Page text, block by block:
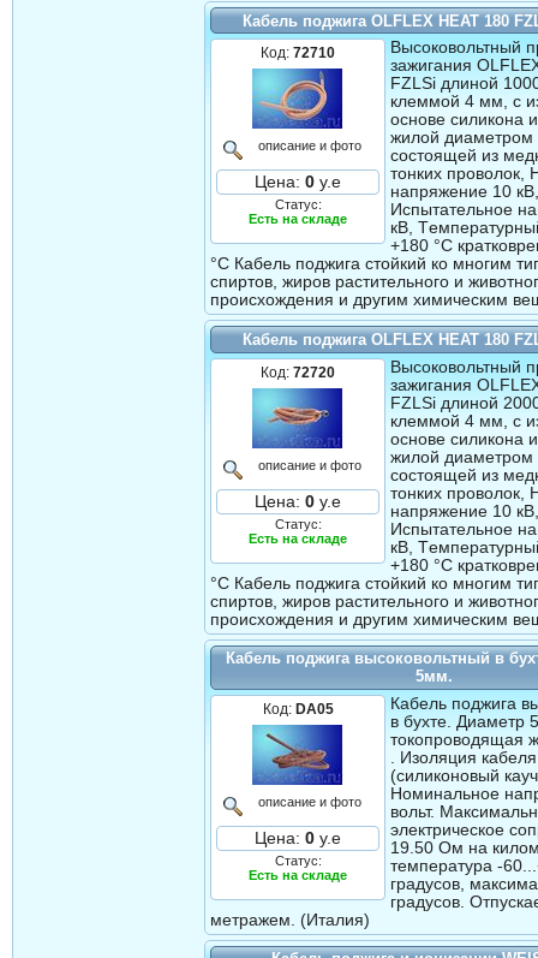
Кабель поджига OLFLEX HEAT 180
Код:72710
описание и фото
Цена: 0 у.е
Статус:
Есть на складе
Высоковольтный
зажигания
FZLSi длиной
клеммой 4 мм, с
основе силикона
жилой
состоящей из
тонких проволок,
напряжение 10
Испытательное
кВ,
+180 °C
°C Кабель поджига стойкий ко многим
спиртов, жиров растительного и
происхождения и другим химическим
Кабель поджига OLFLEX HEAT 180
Код:72720
описание и фото
Цена: 0 у.е
Статус:
Есть на складе
Высоковольтный
зажигания
FZLSi длиной
клеммой 4 мм, с
основе силикона
жилой
состоящей из
тонких проволок,
напряжение 10
Испытательное
кВ,
+180 °C
°C Кабель поджига стойкий ко многим
спиртов, жиров растительного и
происхождения и другим химическим
Кабель поджига высоковольтный в
5мм.
Код: DA05
описание и фото
Цена: 0 у.е
Статус:
Есть на складе
Кабель поджига
в бухте.
токопроводящая
. Изоляция
(силиконовый
Номинальное
вольт.
электрическое
19.50 Ом на
температура -
градусов,
градусов.
метражем. (Италия)